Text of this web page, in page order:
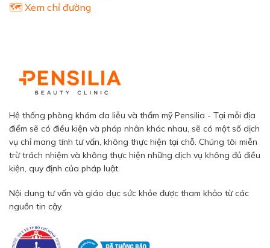
🗺️ Xem chỉ đường
Hệ thống phòng khám da liễu và thẩm mỹ Pensilia - Tại mỗi địa
điểm sẽ có điều kiện và pháp nhân khác nhau, sẽ có một số dịch
vụ chỉ mang tính tư vấn, không thực hiện tại chỗ. Chúng tôi miễn
trừ trách nhiệm và không thực hiện những dịch vụ không đủ điều
kiện, quy định của pháp luật.
Nội dung tư vấn và giáo dục sức khỏe được tham khảo từ các
nguồn tin cậy.